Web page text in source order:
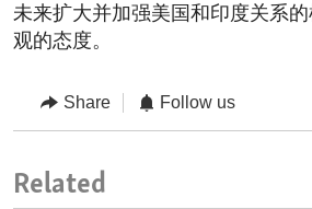
未来扩大并加强美国和印度关系
观的态度。
Share Follow us
Related